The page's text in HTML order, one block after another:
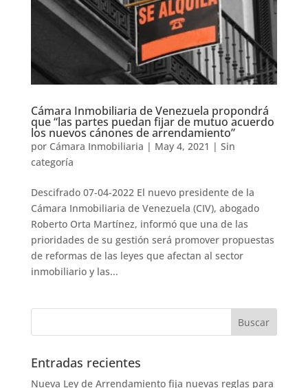
Cámara Inmobiliaria de Venezuela propondrá
que “las partes puedan fijar de mutuo acuerdo
los nuevos cánones de arrendamiento”
por Cámara Inmobiliaria | May 4, 2021 | Sin
categoría
Descifrado 07-04-2022 El nuevo presidente de la
Cámara Inmobiliaria de Venezuela (CIV), abogado
Roberto Orta Martínez, informó que una de las
prioridades de su gestión será promover propuestas
de reformas de las leyes que afectan al sector
inmobiliario y las...
Entradas recientes
Nueva Ley de Arrendamiento fija nuevas reglas para